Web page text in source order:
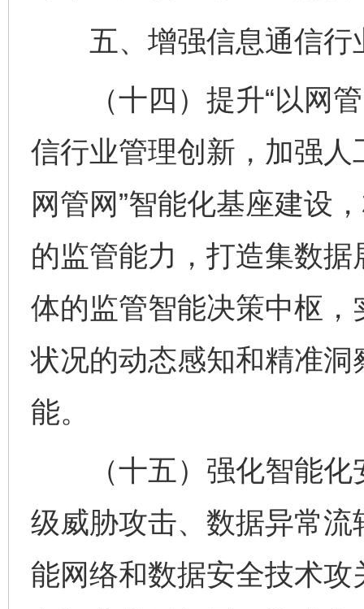
五、增强信息通信行
（十四）提升“以网管
信行业管理创新，加强人
网管网”智能化基座建设
的监管能力，打造集数
体的监管智能决策中枢
状况的动态感知和精准
能。
（十五）强化智能化
级威胁攻击、数据异常
能网络和数据安全技术